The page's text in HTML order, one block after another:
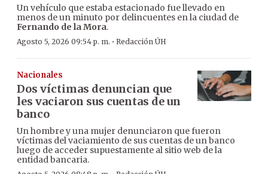
Un vehículo que estaba estacionado fue llevado en
menos de un minuto por delincuentes en la ciudad de
Fernando de la Mora.
Agosto 5, 2026 09:54 p. m. · Redacción ÚH
Nacionales
Dos víctimas denuncian que
les vaciaron sus cuentas de un
banco
Un hombre y una mujer denunciaron que fueron
víctimas del vaciamiento de sus cuentas de un banco
luego de acceder supuestamente al sitio web de la
entidad bancaria.